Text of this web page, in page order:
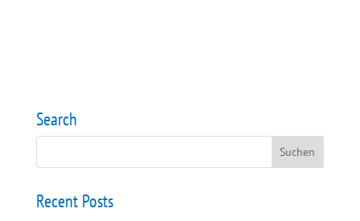
Search
Recent Posts